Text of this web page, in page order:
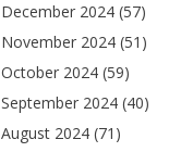
December 2024(57)
November 2024(51)
October 2024(59)
September 2024(40)
August 2024(71)